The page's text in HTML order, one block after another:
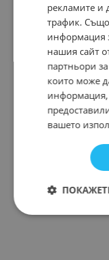
рекламите и
трафик.
информация
нашия сайт
партньори
които може
информация,
вашето